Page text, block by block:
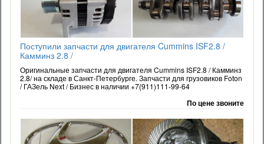
Поступили запчасти для двигателя Cummins ISF2.8 /
Камминз 2.8 /
Оригинальные запчасти для двигателя Cummins ISF2.8 / Камминз
2.8/ на складе в Санкт-Петербурге. Запчасти для грузовиков Foton
/ ГАЗель Next / Бизнес в наличии +7(911)111-99-64
По цене звоните